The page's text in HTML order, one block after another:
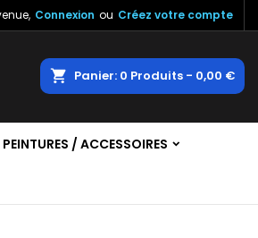
Connexion ou Créez votre compte
Panier 0 Produits - 0,00 €
PEINTURES / ACCESSOIRES